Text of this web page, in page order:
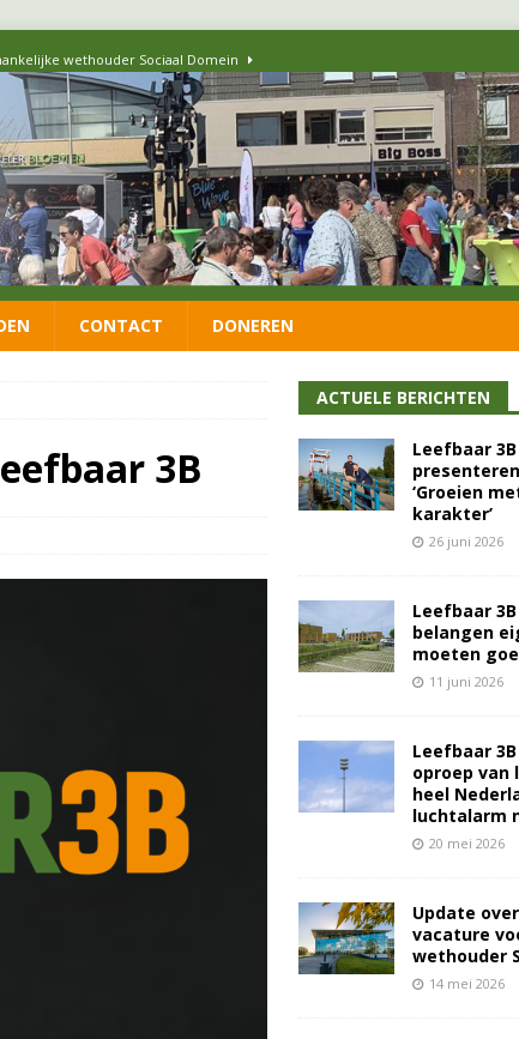
FRACTIE
‘Groeien met behoud van karakter’
inwoners moeten goed geborgd blijven
uit heel Nederland: schaf het
CONTACT DONEREN
3B
ACTUELE BERICHTEN
Leefbaar 3B
‘Groeien
karakter’
26 juni 2026
Leefbaar
belangen
moeten
11 juni 2026
Leefbaar
oproep van
heel
luchtalarm
20 mei 2026
Update
vacature
wethouder
14 mei 2026